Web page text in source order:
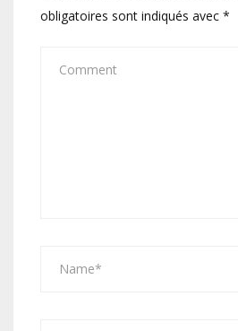
obligatoires sont indiqués avec *